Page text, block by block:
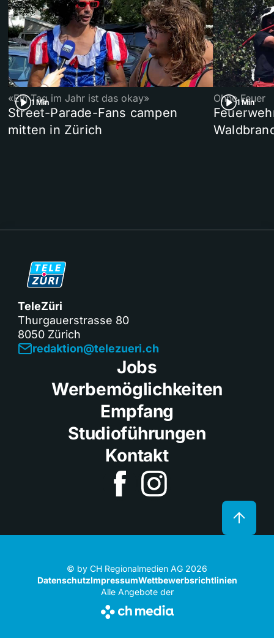
1 Min
«Ein Tag im Jahr ist das okay»
Street-Parade-Fans campen
mitten in Zürich
1 Min
Ohne Feuer
TeleZüri
Thurgauerstrasse 80
8050 Zürich
redaktion@telezueri.ch
Jobs
Werbemöglichkeiten
Empfang
Studioführungen
Kontakt
© by CH Regionalmedien AG 2026
DatenschutzImpressumWettbewerbsrichtlinien
Alle Angebote der